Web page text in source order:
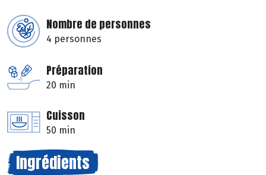
Nombre de personnes
4 personnes
Préparation
20 min
Cuisson
50 min
Ingrédients